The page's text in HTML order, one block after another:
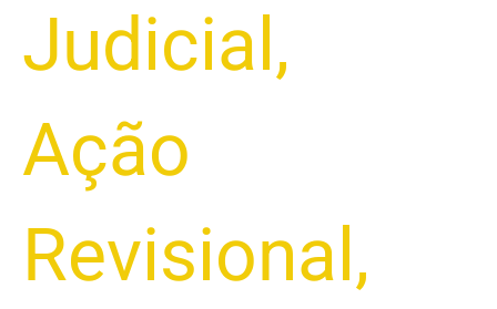
Judicial ,
Ação
Revisional ,